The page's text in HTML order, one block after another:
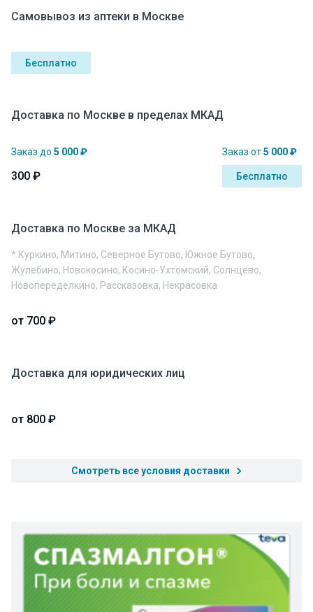
Самовывоз из аптеки в Москве
Бесплатно
Доставка по Москве в пределах МКАД
Заказ до 5 000 ₽
300 ₽
Заказ от5 000 ₽
Бесплатно
Доставка по Москве за МКАД
* Куркино, Митино, Северное Бутово, Южное Бутово,
Жулебино, Новокосино, Косино-Ухтомский, Солнцево,
Новопеределкино, Рассказовка, Некрасовка
от 700 ₽
Доставка для юридических лиц
от 800 ₽
Смотреть все условия доставки